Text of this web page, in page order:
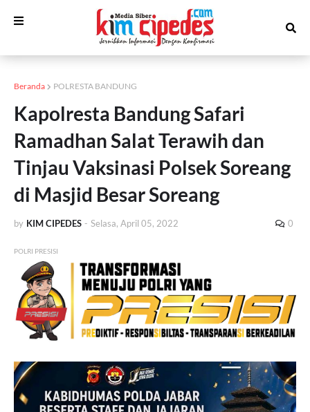
Beranda POLRESTA BANDUNG
Kapolresta Bandung Safari
Ramadhan Salat Terawih dan
Tinjau Vaksinasi Polsek Soreang
di Masjid Besar Soreang
by KIM CIPEDES - Selasa, April 05, 2022 0
POLRI PRESISI